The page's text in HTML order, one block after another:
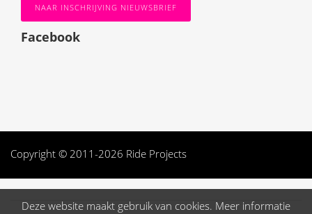
NAAR INSCHRIJVING NIEUWSBRIEF
Facebook
Copyright © 2011-2026 Ride Projects
Deze website maakt gebruik van cookies. Meer informatie